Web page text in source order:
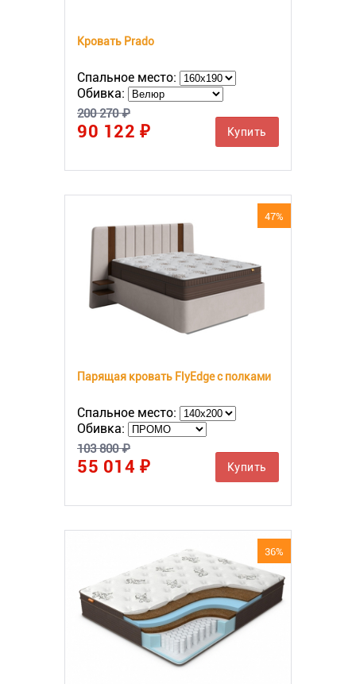
Кровать Prado
Спальное место:
Обивка:
200 270 ₽
90 122 ₽ Купить
47%
Парящая кровать FlyEdge с полками
Спальное место:
Обивка:
103 800 ₽
55 014 ₽ Купить
36%